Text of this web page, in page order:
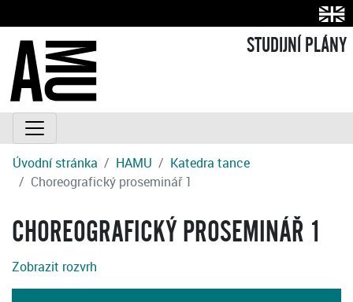
STUDIJNÍ PLÁNY
Úvodní stránka HAMU
Katedra tance
Choreografický proseminář 1
CHOREOGRAFICKÝ PROSEMINÁŘ 1
Zobrazit rozvrh